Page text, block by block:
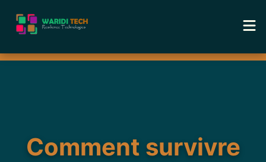
Home
Comment survivre